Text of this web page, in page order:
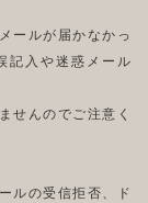
ールが届かなかっ
記入や迷惑メール
せんのでご注意く
ルの受信拒否、ド